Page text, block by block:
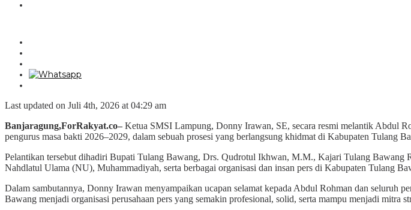
Last updated on Juli 4th, 2026 at 04:29 am
Banjaragung,ForRakyat.co– Ketua SMSI Lampung, Donny Irawan, SE, secara resmi melantik Abdul
pengurus masa bakti 2026–2029, dalam sebuah prosesi yang berlangsung khidmat di Kabupaten Tulang
Pelantikan tersebut dihadiri Bupati Tulang Bawang, Drs. Qudrotul Ikhwan, M.M., Kajari Tulang
Nahdlatul Ulama (NU), Muhammadiyah, serta berbagai organisasi dan insan pers di Kabupaten Tulang
Dalam sambutannya, Donny Irawan menyampaikan ucapan selamat kepada Abdul Rohman dan seluruh
Bawang menjadi organisasi perusahaan pers yang semakin profesional, solid, serta mampu menjadi mitra